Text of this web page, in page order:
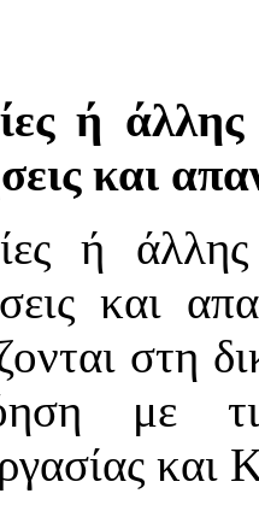
ή άλλης
και
ή άλλης
και
στη
με
και